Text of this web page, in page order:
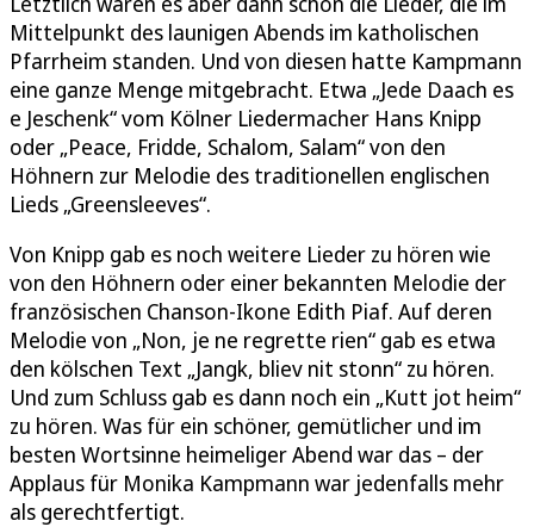
Mittelpunkt des launigen Abends im katholischen
Pfarrheim standen. Und von diesen hatte Kampmann
eine ganze Menge mitgebracht. Etwa „Jede Daach es
e Jeschenk“ vom Kölner Liedermacher Hans Knipp
oder „Peace, Fridde, Schalom, Salam“ von den
Höhnern zur Melodie des traditionellen englischen
Lieds „Greensleeves“.
Von Knipp gab es noch weitere Lieder zu hören wie
von den Höhnern oder einer bekannten Melodie der
französischen Chanson-Ikone Edith Piaf. Auf deren
Melodie von „Non, je ne regrette rien“ gab es etwa
den kölschen Text „Jangk, bliev nit stonn“ zu hören.
Und zum Schluss gab es dann noch ein „Kutt jot heim“
zu hören. Was für ein schöner, gemütlicher und im
besten Wortsinne heimeliger Abend war das – der
Applaus für Monika Kampmann war jedenfalls mehr
als gerechtfertigt.